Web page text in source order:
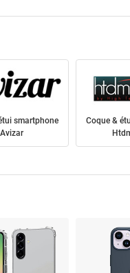
smartphone
Avizar
Coque &